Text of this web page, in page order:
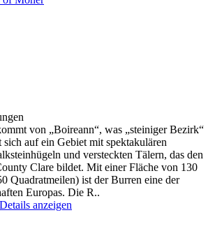
von „Boireann“, was „steiniger Bezirk“
sich auf ein Gebiet mit spektakulären
und versteckten Tälern, das den
Clare bildet. Mit einer Fläche von 130
Quadratmeilen) ist der Burren eine der
Europas. Die R..
Details anzeigen